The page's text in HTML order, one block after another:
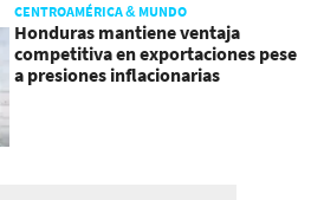
CENTROAMÉRICA & MUNDO
Honduras mantiene ventaja
competitiva en exportaciones pese
a presiones inflacionarias